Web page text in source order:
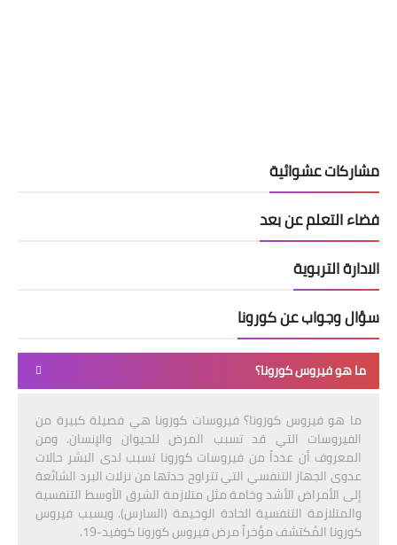
مشاركات عشوائية
فضاء التعلم عن بعد
الادارة التربوية
سؤال وجواب عن كورونا
ما هو فيروس كورونا؟
ما هو فيروس كورونا؟ فيروسات كورونا هي فصيلة كبيرة من
الفيروسات التي قد تسبب المرض للحيوان والإنسان. ومن
المعروف أن عدداً من فيروسات كورونا تسبب لدى البشر حالات
عدوى الجهاز التنفسي التي تتراوح حدتها من نزلات البرد الشائعة
إلى الأمراض الأشد وخامة مثل متلازمة الشرق الأوسط التنفسية
والمتلازمة التنفسية الحادة الوخيمة (السارس). ويسبب فيروس
كورونا المُكتشف مؤخراً مرض فيروس كورونا كوفيد-19.